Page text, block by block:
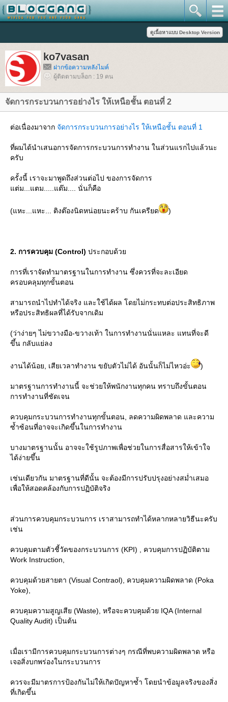
ko7vasan
ฝากข้อความหลังไมค์
ผู้ติดตามบล็อก : 19 คน
จัดการกระบวนการอย่างไร ให้เหนือชั้น ตอนที่ 2
ต่อเนื่องมาจาก จัดการกระบวนการอย่างไร ให้เหนือชั้น ตอนที่ 1
ที่ผมได้นำเสนอการจัดการกระบวนการทำงาน ในส่วนแรกไปแล้วนะ
ครับ
ครั้งนี้ เราจะมาพูดถึงส่วนต่อไป ของการจัดการ
ต่ม...แตม.....แต๊ม.... นั่นก็คือ
(แหะ...แหะ... ติงต๊องนิดหน่อยนะคร้าบ กันเครียด )
2. การควบคุม (Control) ประกอบด้ว
การที่เราจัดทำมาตรฐานในการทำงาน ซึ่งควรที่จะละเอียด
ครอบคลุมทุกขั้นตอน
สามารถนำไปทำได้จริง และใช้ได้ผล โดยไม่กระทบต่อประสิทธิภาพ
หรือประสิทธิผลที่ได้รับจากเดิม
(ว่าง่ายๆ ไม่ขวางมือ-ขวางเท้า ในการทำงานนั่นแหละ แทนที่จะดี
ขึ้น กลับแย่ลง
งานได้น้อย, เสียเวลาทำงาน ขยับตัวไม่ได้ อันนั้นก็ไม่ไหวอ่ะ )
มาตรฐานการทำงานนี้ จะช่วยให้พนักงานทุกคน ทราบถึงขั้นตอน
การทำงานที่ชัดเจน
ควบคุมกระบวนการทำงานทุกขั้นตอน, ลดความผิดพลาด และความ
ซ้ำซ้อนที่อาจจะเกิดขึ้นในการทำงาน
บางมาตรฐานนั้น อาจจะใช้รูปภาพเพื่อช่วยในการสื่อสารให้เข้าใจ
ได้ง่ายขึ้น
เช่นเดียวกัน มาตรฐานที่ดีนั้น จะต้องมีการปรับปรุงอย่างสม่ำเสมอ
เพื่อให้สอดคล้องกับการปฏิบัติจริง
ส่วนการควบคุมกระบวนการ เราสามารถทำได้หลากหลายวิธีนะครับ
เช่น
ควบคุมตามตัวชี้วัดของกระบวนการ (KPI) , ควบคุมการปฏิบัติตาม
Work Instruction,
ควบคุมด้วยสายตา (Visual Contraol), ควบคุมความผิดพลาด (Poka
Yoke),
ควบคุมความสูญเสีย (Waste), หรือจะควบคุมด้วย IQA (Internal
Quality Audit) เป็นต้น
เมื่อเรามีการควบคุมกระบวนการต่างๆ กรณีที่พบความผิดพลาด หรือ
เจอสิ่งบกพร่องในกระบวนการ
ควรจะมีมาตรการป้องกันไม่ให้เกิดปัญหาซ้ำ โดยนำข้อมูลจริงของสิ่ง
ที่เกิดขึ้น